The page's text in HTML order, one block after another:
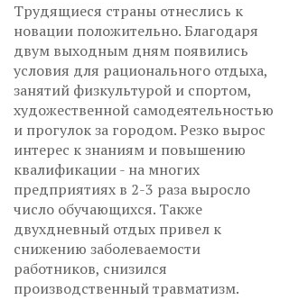
Трудящиеся страны отнеслись к
новации положительно. Благодаря
двум выходным дням появились
условия для рационального отдыха,
занятий физкультурой и спортом,
художественной самодеятельностью
и прогулок за городом. Резко вырос
интерес к знаниям и повышению
квалификации - на многих
предприятиях в 2-3 раза выросло
число обучающихся. Также
двухдневный отдых привел к
снижению заболеваемости
работников, снизился
производственный травматизм.